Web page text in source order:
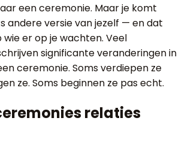
een ceremonie. Maar je komt
andere versie van jezelf — en dat
er op je wachten. Veel
significante veranderingen in
ceremonie. Soms verdiepen ze
ze. Soms beginnen ze pas echt.
relaties